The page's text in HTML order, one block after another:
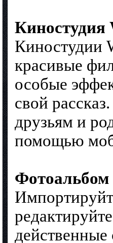
Киностудия
Киностудии
красивые
особые
свой
друзьям и
помощью
действенные